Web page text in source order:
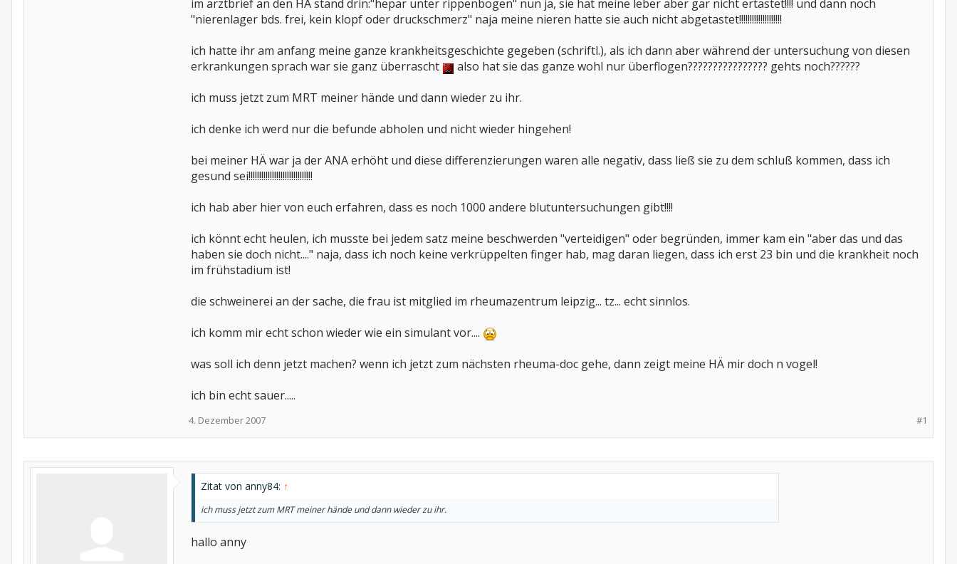
im arztbrief an den HA stand drin:"hepar unter rippenbogen" nun ja, sie hat meine leber aber gar nicht ertastet!!!! und dann noch
"nierenlager bds. frei, kein klopf oder druckschmerz" naja meine nieren hatte sie auch nicht abgetastet!!!!!!!!!!!!!!!!!!!!
ich hatte ihr am anfang meine ganze krankheitsgeschichte gegeben (schriftl.), als ich dann aber während der untersuchung von diesen
erkrankungen sprach war sie ganz überrascht
also hat sie das ganze wohl nur überflogen???????????????? gehts noch??????
ich muss jetzt zum MRT meiner hände und dann wieder zu ihr.
ich denke ich werd nur die befunde abholen und nicht wieder hingehen!
bei meiner HÄ war ja der ANA erhöht und diese differenzierungen waren alle negativ, dass ließ sie zu dem schluß kommen, dass ich
gesund sei!!!!!!!!!!!!!!!!!!!!!!!!!!!!!!
ich hab aber hier von euch erfahren, dass es noch 1000 andere blutuntersuchungen gibt!!!!
ich könnt echt heulen, ich musste bei jedem satz meine beschwerden "verteidigen" oder begründen, immer kam ein "aber das und das
haben sie doch nicht...." naja, dass ich noch keine verkrüppelten finger hab, mag daran liegen, dass ich erst 23 bin und die krankheit noch
im frühstadium ist!
die schweinerei an der sache, die frau ist mitglied im rheumazentrum leipzig... tz... echt sinnlos.
ich komm mir echt schon wieder wie ein simulant vor....
was soll ich denn jetzt machen? wenn ich jetzt zum nächsten rheuma-doc gehe, dann zeigt meine HÄ mir doch n vogel!
ich bin echt sauer.....
#1
4. Dezember 2007
Zitat von anny84: ↑
ich muss jetzt zum MRT meiner hände und dann wieder zu ihr.
hallo anny